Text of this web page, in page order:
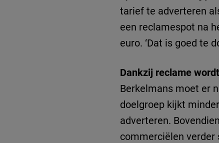
tarief te adverteren
een reclamespot na
euro. ‘Dat is goed te
Dankzij reclame
Berkelmans moet er
doelgroep kijkt
adverteren.
commerciëlen verder